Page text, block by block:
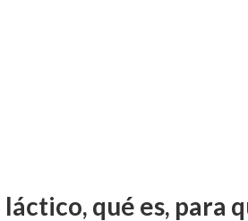
láctico, qué es, para